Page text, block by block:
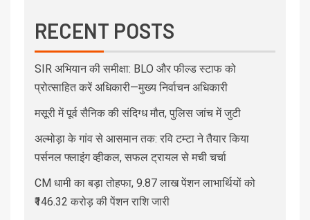
RECENT POSTS
SIR अभियान की समीक्षा: BLO और फील्ड स्टाफ को
प्रोत्साहित करें अधिकारी—मुख्य निर्वाचन अधिकारी
मसूरी में पूर्व सैनिक की संदिग्ध मौत, पुलिस जांच में जुटी
अल्मोड़ा के गांव से आसमान तक: रवि टम्टा ने तैयार किया
पर्सनल फ्लाइंग व्हीकल, सफल ट्रायल से मची चर्चा
CM धामी का बड़ा तोहफा, 9.87 लाख पेंशन लाभार्थियों को
₹146.32 करोड़ की पेंशन राशि जारी